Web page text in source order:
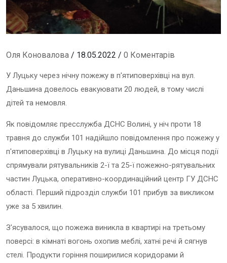
Оля Коновалова / 18.05.2022 / 0 Коментарів
У Луцьку через нічну пожежу в п'ятиповерхівці на вул.
Даньшина довелось евакуювати 20 людей, в тому числі
дітей та немовля.
Як повідомляє пресслужба ДСНС Волині, у ніч проти 18
травня до служби 101 надійшло повідомлення про пожежу у
п'ятиповерхівці в Луцьку на вулиці Даньшина. До місця події
спрямували рятувальників 2-ї та 25-ї пожежно-рятувальних
частин Луцька, оперативно-координаційний центр ГУ ДСНС
області. Перший підрозділ служби 101 прибув за викликом
уже за 5 хвилин.
З'ясувалося, що пожежа виникла в квартирі на третьому
поверсі: в кімнаті вогонь охопив меблі, хатні речі й сягнув
стелі. Продукти горіння поширилися коридорами й